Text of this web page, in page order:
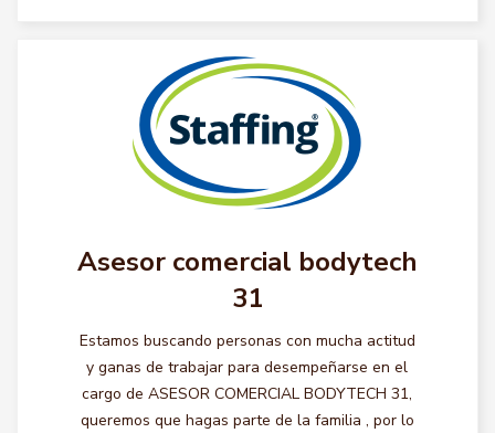
Asesor comercial bodytech
31
Estamos buscando personas con mucha actitud
y ganas de trabajar para desempeñarse en el
cargo de ASESOR COMERCIAL BODYTECH 31,
queremos que hagas parte de la familia , por lo